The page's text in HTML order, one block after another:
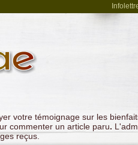
votre témoignage sur les
commenter un article paru.
reçus.